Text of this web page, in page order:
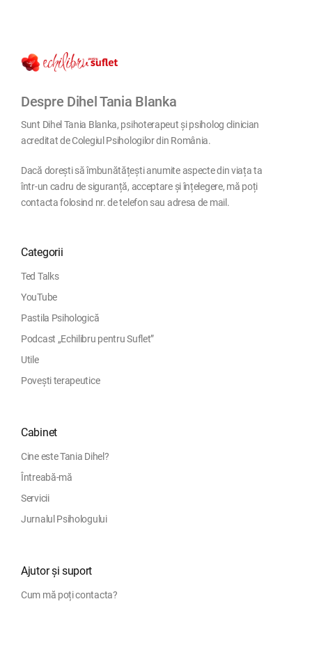
Despre Dihel Tania Blanka
Sunt Dihel Tania Blanka, psihoterapeut și psiholog clinician
acreditat de Colegiul Psihologilor din România.
Dacă dorești să îmbunătățești anumite aspecte din viața ta
într-un cadru de siguranță, acceptare și înțelegere, mă poți
contacta folosind nr. de telefon sau adresa de mail.
Categorii
Ted Talks
YouTube
Pastila Psihologică
Podcast „Echilibru pentru Suflet”
Utile
Povești terapeutice
Cabinet
Cine este Tania Dihel?
Întreabă-mă
Servicii
Jurnalul Psihologului
Ajutor și suport
Cum mă poți contacta?